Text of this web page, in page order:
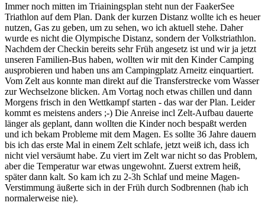
Immer noch mitten im Triainingsplan steht nun der FaakerSee
Triathlon auf dem Plan. Dank der kurzen Distanz wollte ich es heuer
nutzen, Gas zu geben, um zu sehen, wo ich aktuell stehe. Daher
wurde es nicht die Olympische Distanz, sondern der Volkstriathlon.
Nachdem der Checkin bereits sehr Früh angesetz ist und wir ja jetzt
unseren Familien-Bus haben, wollten wir mit den Kinder Camping
ausprobieren und haben uns am Campingplatz Arneitz einquartiert.
Vom Zelt aus konnte man direkt auf die Transferstrecke vom Wasser
zur Wechselzone blicken. Am Vortag noch etwas chillen und dann
Morgens frisch in den Wettkampf starten - das war der Plan. Leider
kommt es meistens anders ;-) Die Anreise incl Zelt-Aufbau dauerte
länger als geplant, dann wollten die Kinder noch bespaßt werden
und ich bekam Probleme mit dem Magen. Es sollte 36 Jahre dauern
bis ich das erste Mal in einem Zelt schlafe, jetzt weiß ich, dass ich
nicht viel versäumt habe. Zu viert im Zelt war nicht so das Problem,
aber die Temperatur war etwas ungewohnt. Zuerst extrem heiß,
später dann kalt. So kam ich zu 2-3h Schlaf und meine Magen-
Verstimmung äußerte sich in der Früh durch Sodbrennen (hab ich
normalerweise nie).